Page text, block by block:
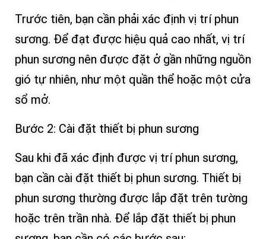
Trước tiên, bạn cần phải xác định vị trí phun
sương. Để đạt được hiệu quả cao nhất, vị trí
phun sương nên được đặt ở gần những nguồn
gió tự nhiên, như một quần thể hoặc một cửa
sổ mở.
Bước 2: Cài đặt thiết bị phun sương
Sau khi đã xác định được vị trí phun sương,
bạn cần cài đặt thiết bị phun sương. Thiết bị
phun sương thường được lắp đặt trên tường
hoặc trên trần nhà. Để lắp đặt thiết bị phun